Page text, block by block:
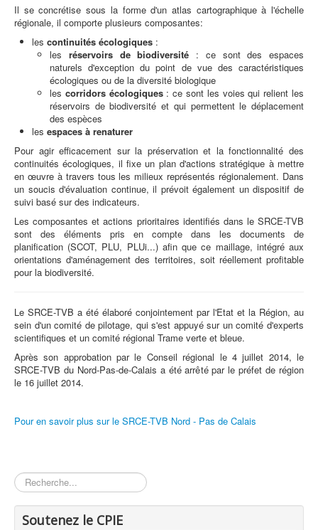
Il se concrétise sous la forme d'un atlas cartographique à l'échelle
régionale, il comporte plusieurs composantes:
les continuités écologiques :
les réservoirs de biodiversité : ce sont des espaces
naturels d'exception du point de vue des caractéristiques
écologiques ou de la diversité biologique
les corridors écologiques: ce sont les voies qui relient les
réservoirs de biodiversité et qui permettent le déplacement
des espèces
les espaces à renaturer
Pour agir efficacement sur la préservation et la fonctionnalité des
continuités écologiques, il fixe un plan d'actions stratégique à mettre
en œuvre à travers tous les milieux représentés régionalement. Dans
un soucis d'évaluation continue, il prévoit également un dispositif de
suivi basé sur des indicateurs.
Les composantes et actions prioritaires identifiés dans le SRCE-TVB
sont des éléments pris en compte dans les documents de
planification (SCOT, PLU, PLUi...) afin que ce maillage, intégré aux
orientations d'aménagement des territoires, soit réellement profitable
pour la biodiversité.
Le SRCE-TVB a été élaboré conjointement par l'Etat et la Région, au
sein d'un comité de pilotage, qui s'est appuyé sur un comité d'experts
scientifiques et un comité régional Trame verte et bleue.
Après son approbation par le Conseil régional le 4 juillet 2014, le
SRCE-TVB du Nord-Pas-de-Calais a été arrêté par le préfet de région
le 16 juillet 2014.
Pour en savoir plus sur le SRCE-TVB Nord - Pas de Calais
Rechercher
Soutenez le CPIE